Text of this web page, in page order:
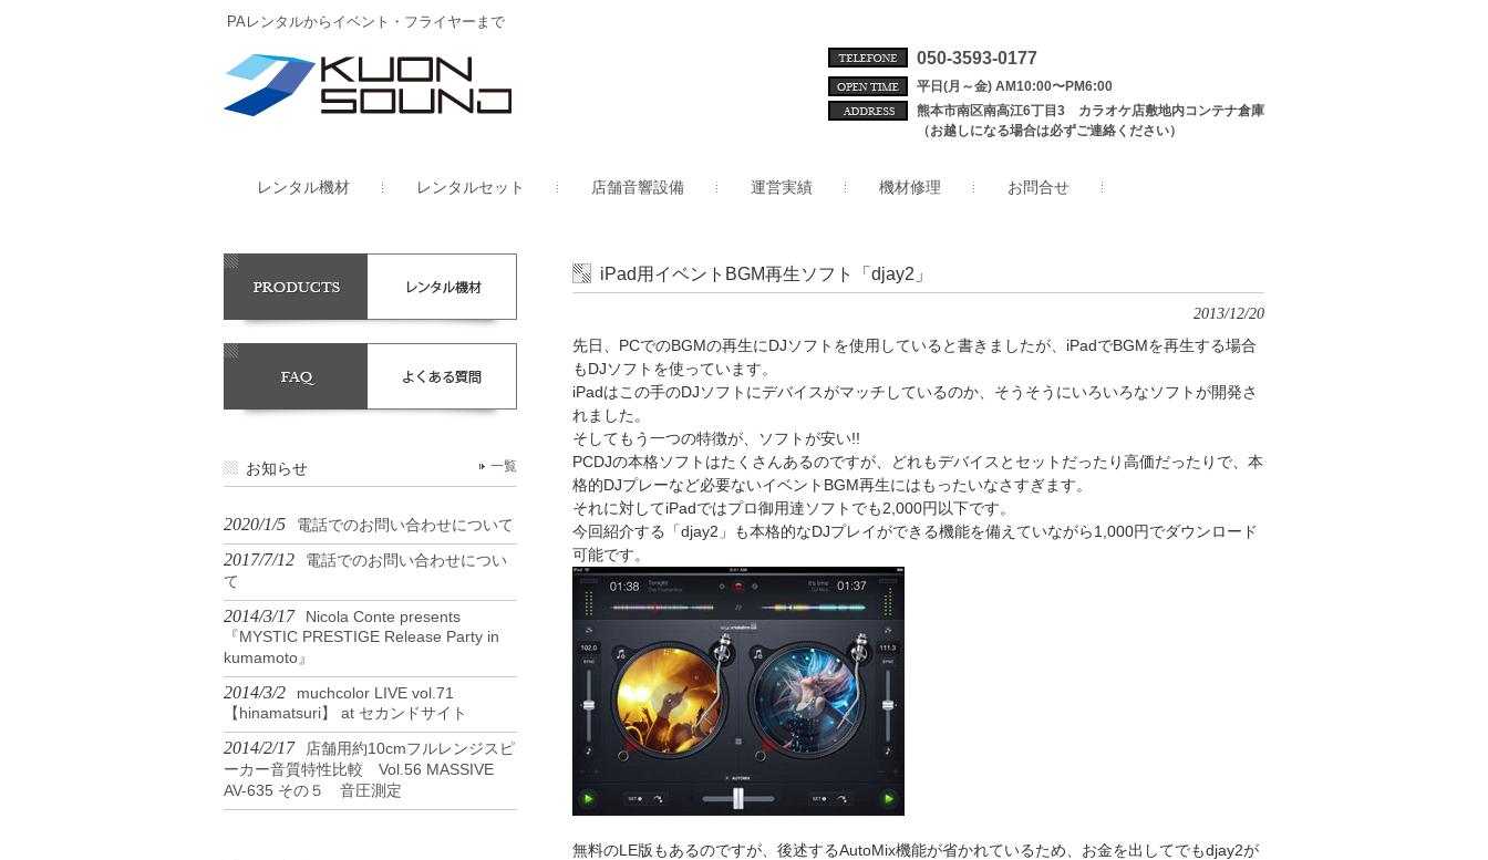
PAレンタルからイベント・フライヤーまで
050-3593-0177
平日(月～金) AM10:00〜PM6:00
熊本市南区南高江6丁目3 カラオケ店敷地内コンテナ倉庫
（お越しになる場合は必ずご連絡ください）
レンタル機材 レンタルセット 店舗音響設備 運営実績 機材修理 お問合せ
iPad用イベントBGM再生ソフト「djay2」
2013/12/20
先日、PCでのBGMの再生にDJソフトを使用していると書きましたが、iPadでBGMを再生する場合
もDJソフトを使っています。
iPadはこの手のDJソフトにデバイスがマッチしているのか、そうそうにいろいろなソフトが開発さ
れました。
そしてもう一つの特徴が、ソフトが安い!!
PCDJの本格ソフトはたくさんあるのですが、どれもデバイスとセットだったり高価だったりで、本
格的DJプレーなど必要ないイベントBGM再生にはもったいなさすぎます。
それに対してiPadではプロ御用達ソフトでも2,000円以下です。
今回紹介する「djay2」も本格的なDJプレイができる機能を備えていながら1,000円でダウンロード
可能です。
無料のLE版もあるのですが、後述するAutoMix機能が省かれているため、お金を出してでもdjay2が
お知らせ 一覧
2020/1/5 電話でのお問い合わせについて
2017/7/12
電話でのお問い合わせについ
て
2014/3/17
Nicola Conte presents
『MYSTIC PRESTIGE Release Party in
kumamoto』
2014/3/2
muchcolor LIVE vol.71
【hinamatsuri】 at セカンドサイト
2014/2/17
店舗用約10cmフルレンジスピ
ーカー音質特性比較 Vol.56 MASSIVE
AV-635 その５ 音圧測定